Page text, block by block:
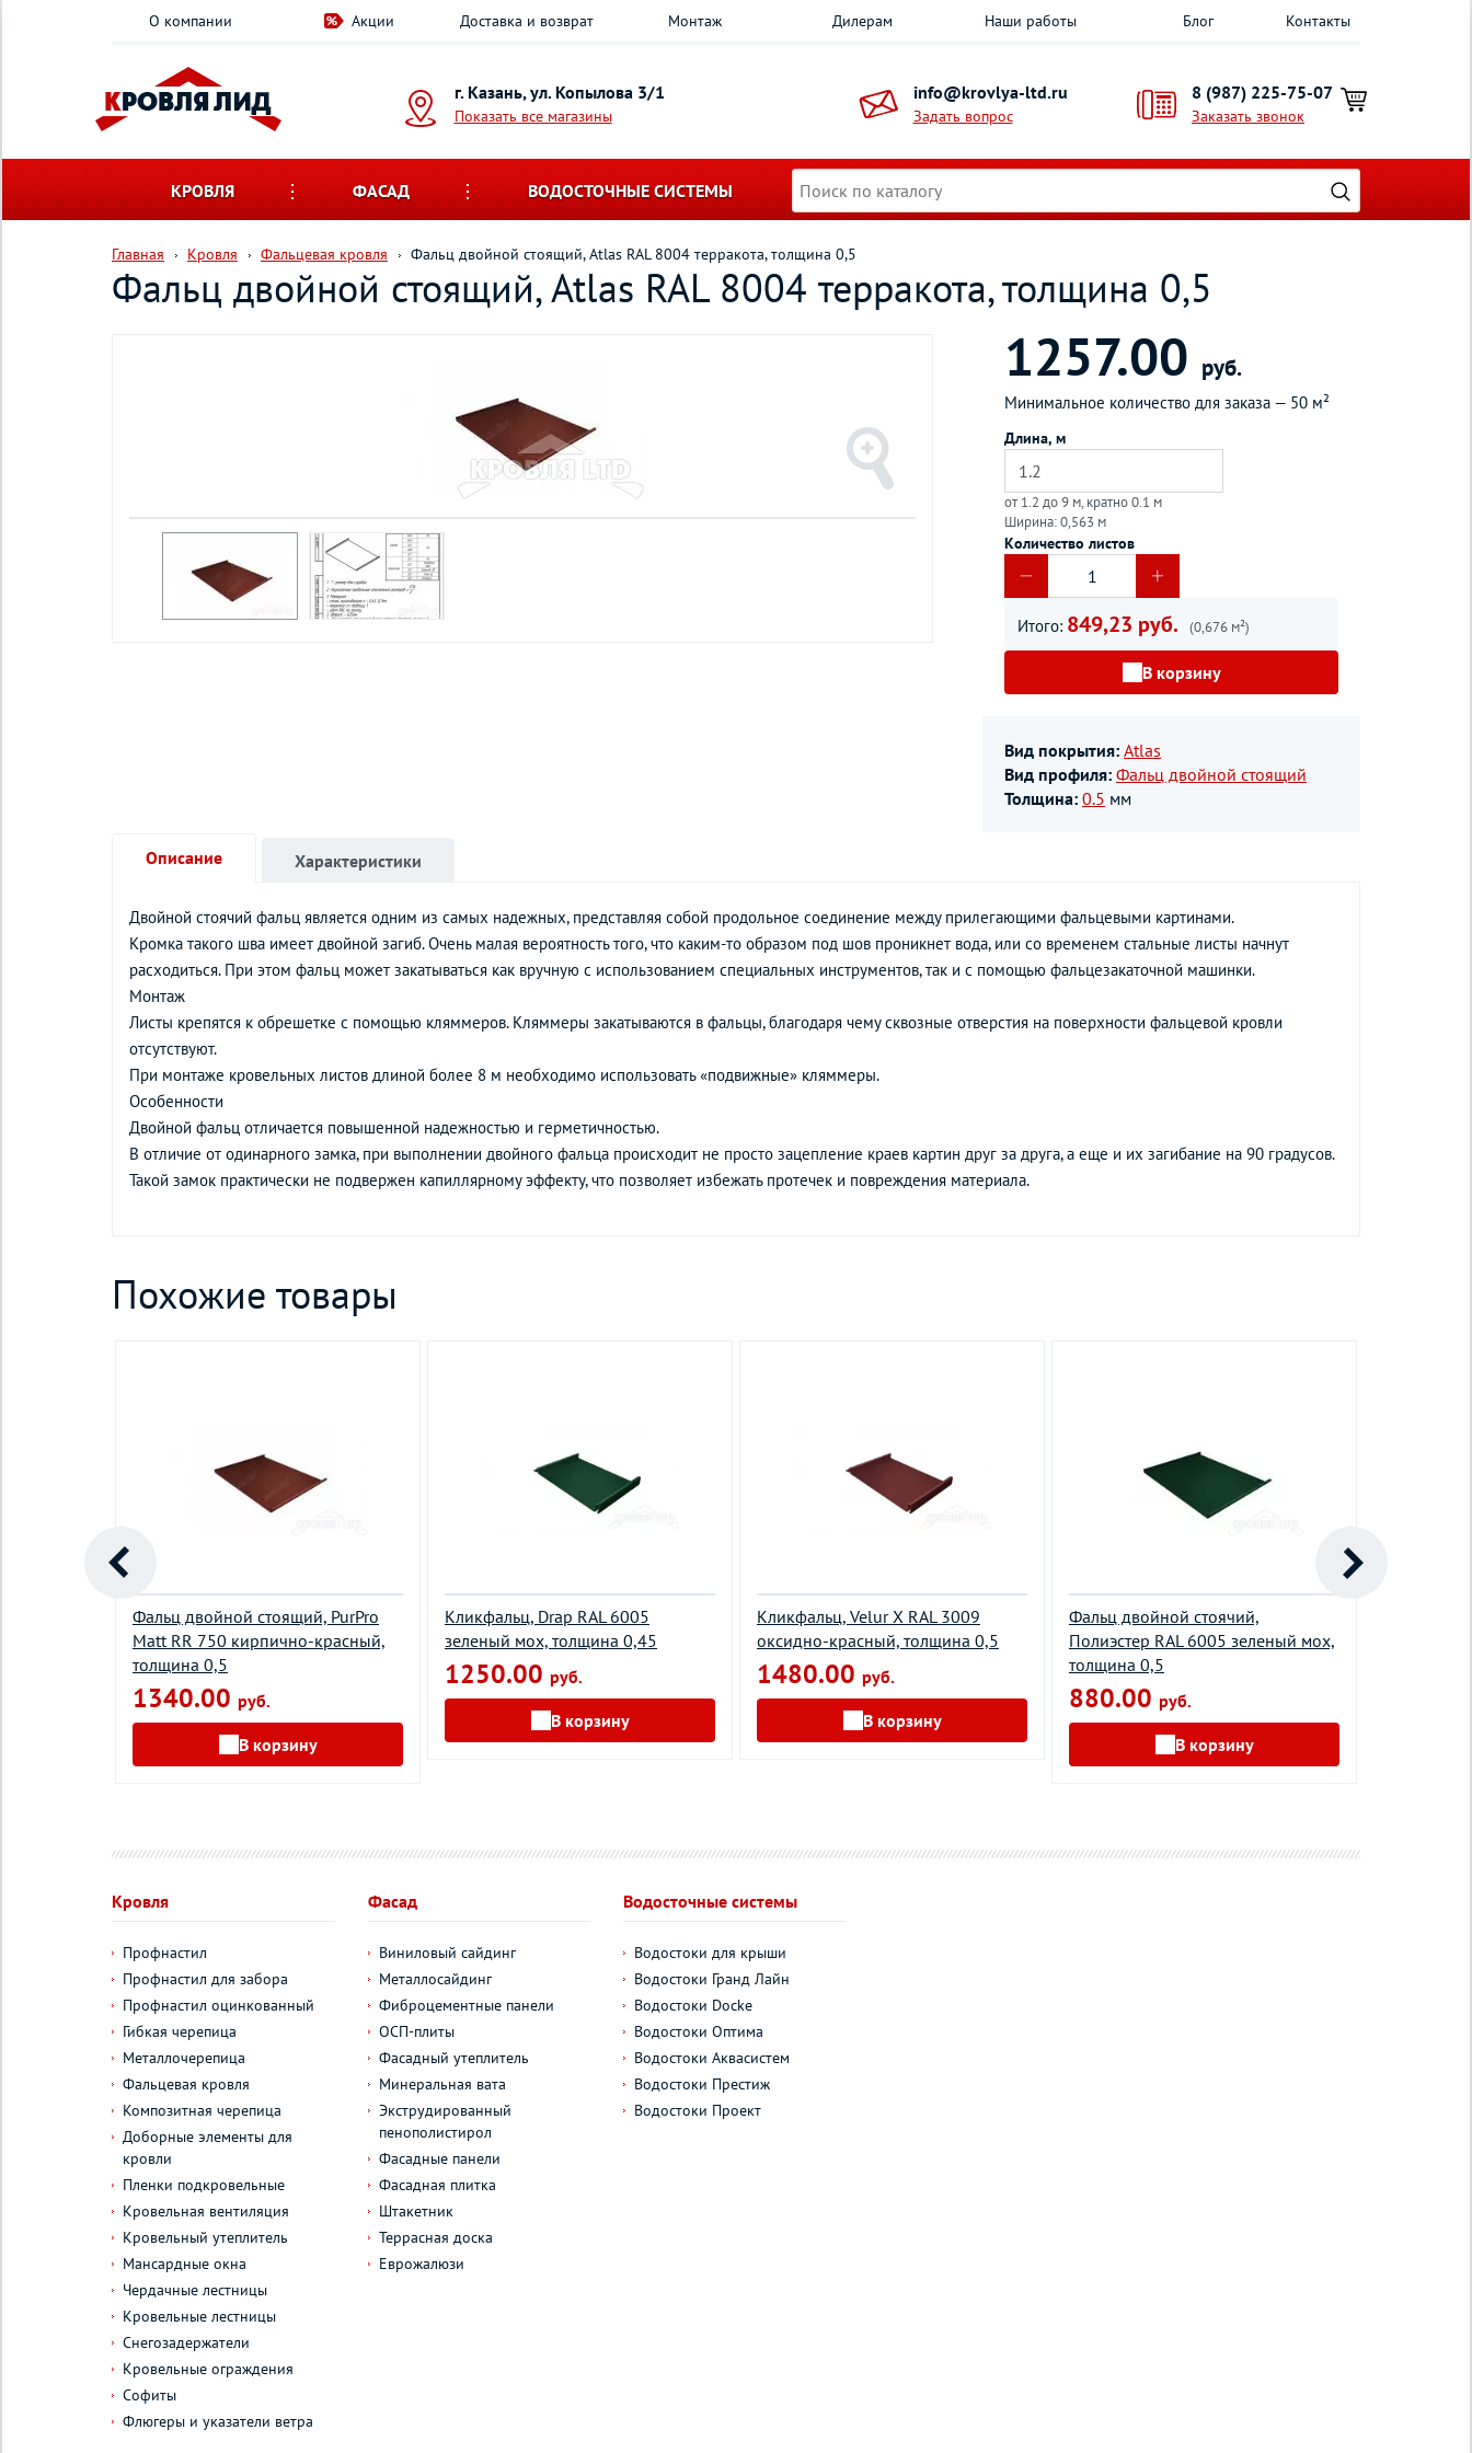
О компании Акции Доставка и возврат Монтаж Дилерам Наши работы Блог Контакты
г. Казань, ул. Копылова 3/1
Показать все магазины
info@krovlya-ltd.ru
Задать вопрос
8 (987) 225-75-07
Заказать звонок
КРОВЛЯ ФАСАД ВОДОСТОЧНЫЕ СИСТЕМЫ
Главная Кровля Фальцевая кровля Фальц двойной стоящий, Atlas RAL 8004 терракота, толщина 0,5
Фальц двойной стоящий, Atlas RAL 8004 терракота, толщина 0,5
1257.00 руб.
Минимальное количество для заказа — 50 м²
Длина, м
от 1.2 до 9 м, кратно 0.1 м
Ширина: 0,563 м
Количество листов
Итого: 849,23 руб. (0,676 м²)
В корзину
Вид покрытия: Atlas
Вид профиля: Фальц двойной стоящий
Толщина: 0.5 мм
Описание
Двойной стоячий фальц является одним из самых надежных, представляя собой продольное соединение между прилегающими фальцевыми картинами.
Кромка такого шва имеет двойной загиб. Очень малая вероятность того, что каким-то образом под шов проникнет вода, или со временем стальные листы начнут
расходиться. При этом фальц может закатываться как вручную с использованием специальных инструментов, так и с помощью фальцезакаточной машинки.
Монтаж
Листы крепятся к обрешетке с помощью кляммеров. Кляммеры закатываются в фальцы, благодаря чему сквозные отверстия на поверхности фальцевой кровли
отсутствуют.
При монтаже кровельных листов длиной более 8 м необходимо использовать «подвижные» кляммеры.
Особенности
Двойной фальц отличается повышенной надежностью и герметичностью.
В отличие от одинарного замка, при выполнении двойного фальца происходит не просто зацепление краев картин друг за друга, а еще и их загибание на 90 градусов.
Такой замок практически не подвержен капиллярному эффекту, что позволяет избежать протечек и повреждения материала.
Характеристики
Похожие товары
Фальц двойной стоящий, PurPro
Matt RR 750 кирпично-красный,
толщина 0,5
1340.00 руб.
В корзину
Кликфальц, Drap RAL 6005
зеленый мох, толщина 0,45
1250.00 руб.
В корзину
Кликфальц, Velur X RAL 3009
оксидно-красный, толщина 0,5
1480.00 руб.
В корзину
Фальц двойной стоячий,
Полиэстер RAL 6005 зеленый мох,
толщина 0,5
880.00 руб.
В корзину
Кровля
Профнастил
Профнастил для забора
Профнастил оцинкованный
Гибкая черепица
Металлочерепица
Фальцевая кровля
Композитная черепица
Доборные элементы для
кровли
Пленки подкровельные
Кровельная вентиляция
Кровельный утеплитель
Мансардные окна
Чердачные лестницы
Кровельные лестницы
Снегозадержатели
Кровельные ограждения
Софиты
Флюгеры и указатели ветра
Фасад
Виниловый сайдинг
Металлосайдинг
Фиброцементные панели
ОСП-плиты
Фасадный утеплитель
Минеральная вата
Экструдированный
пенополистирол
Фасадные панели
Фасадная плитка
Штакетник
Террасная доска
Еврожалюзи
Водосточные системы
Водостоки для крыши
Водостоки Гранд Лайн
Водостоки Docke
Водостоки Оптима
Водостоки Аквасистем
Водостоки Престиж
Водостоки Проект